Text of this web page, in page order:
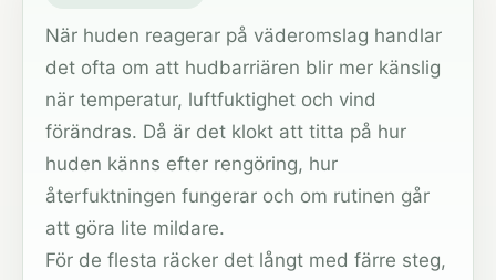
När huden reagerar på väderomslag handlar
det ofta om att hudbarriären blir mer känslig
när temperatur, luftfuktighet och vind
förändras. Då är det klokt att titta på hur
huden känns efter rengöring, hur
återfuktningen fungerar och om rutinen går
att göra lite mildare.
För de flesta räcker det långt med färre steg,